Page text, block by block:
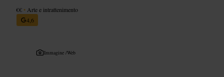
€€ • Arte e intrattenimento
4,6
Immagine /Web